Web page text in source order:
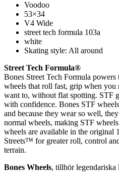
Voodoo
53×34
V4 Wide
street tech formula 103a
white
Skating style: All around
Street Tech Formula®
Bones Street Tech Formula
wheels that roll fast, grip when you
want to, without flat spotting. STF
with confidence. Bones STF
and because they wear so well,
normal wheels, making STF
wheels are available in the original
Streets™ for greater roll, control
terrain.
Bones Wheels, tillhör legendariska